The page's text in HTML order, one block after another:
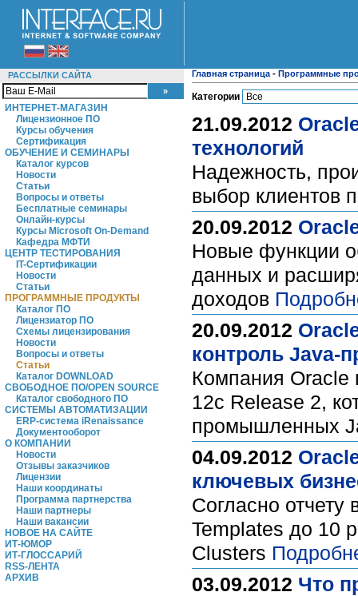
РАССЫЛКИ САЙТА
ИНТЕРНЕТ-МАГАЗИН
Лицензионное ПО
Курсы обучения
Сертификация
ОБУЧЕНИЕ И СЕМИНАРЫ
Каталог курсов
Новости
Статьи
Вопросы и ответы
Бесплатные семинары
Онлайн-курсы
Курсы Microsoft On-Demand
Кафедра МФТИ
ЦЕНТР ТЕСТИРОВАНИЯ
IT-Сертификации
Новости
Статьи
ПРОГРАММНЫЕ ПРОДУКТЫ
Каталог ПО
Лицензиатор ПО
Схемы лицензирования
Новости
Вопросы и ответы
Статьи
Каталог DOWNLOAD
СВОБОДНОЕ ПО/OPEN SOURCE
Каталог свободного ПО
СИСТЕМЫ АВТОМАТИЗАЦИИ
ERP-система iRenaissance
Документооборот
О КОМПАНИИ
Новости
Отзывы заказчиков
Лицензии
Наши координаты
Программа партнерства
Наши партнеры
Наши вакансии
НОВОЕ НА САЙТЕ
ИТ-ЮМОР
ИТ-ГЛОССАРИЙ
RSS-ЛЕНТА
АРХИВ
Главная страница - Программные
Категории
21.09.2012
технологий
Надежность,
выбор клиентов
20.09.2012
Новые функции
данных и
доходов
20.09.2012
контроль Java-
Компания Oracle
12c Release 2,
промышленных
04.09.2012
ключевых
Согласно
Templates до 10
Clusters
03.09.2012 Что